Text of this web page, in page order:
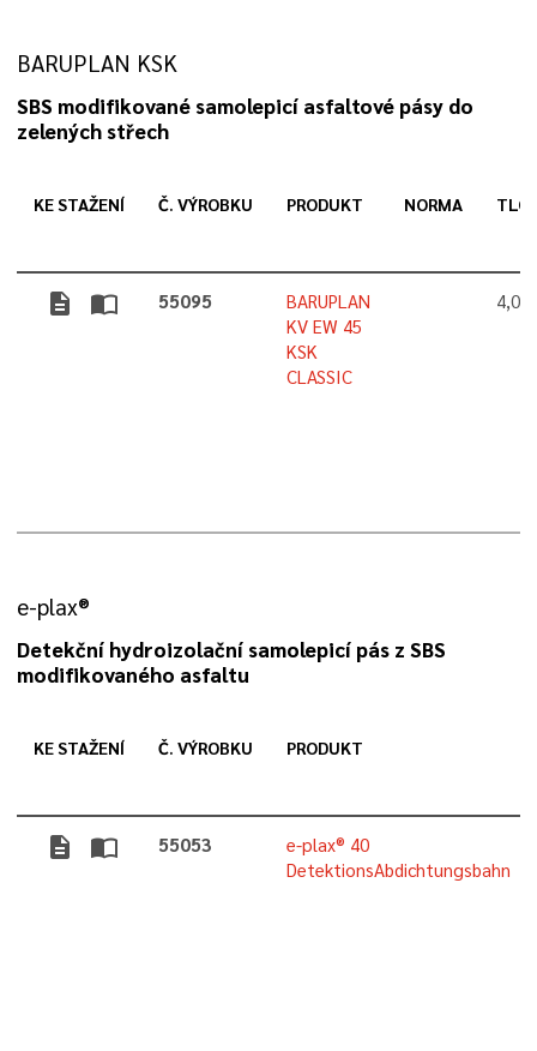
BARUPLAN KSK
SBS modifikované samolepicí asfaltové pásy do
zelených střech
KE STAŽENÍ Č. VÝROBKU PRODUKT NORMA
description import_contacts 55095
BARUPLAN
KV EW 45
KSK
CLASSIC
4,0
e-plax®
Detekční hydroizolační samolepicí pás z SBS
modifikovaného asfaltu
KE STAŽENÍ Č. VÝROBKU PRODUKT
description import_contacts 55053
e-plax® 40
DetektionsAbdichtungsbahn